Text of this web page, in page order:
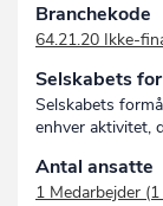
Branchekode
64.21.20 Ikke-
Selskabets
Selskabets
enhver aktivitet,
Antal ansatte
1 Medarbejder